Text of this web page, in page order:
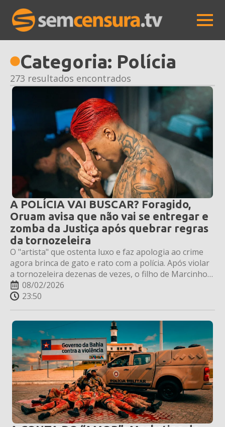
Categoria: Polícia
273 resultados encontrados
A POLÍCIA VAI BUSCAR? Foragido,
Oruam avisa que não vai se entregar e
zomba da Justiça após quebrar regras
da tornozeleira
O "artista" que ostenta luxo e faz apologia ao crime
agora brinca de gato e rato com a polícia. Após violar
a tornozeleira dezenas de vezes, o filho de Marcinho
VP teve a prisão decretada e decidiu que a lei não se
aplica a ele.
08/02/2026
23:50